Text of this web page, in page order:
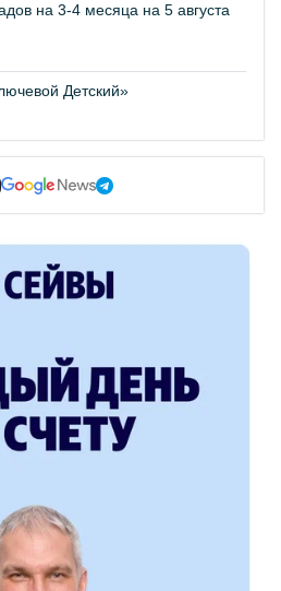
на 3-4 месяца на 5 августа
Детский»